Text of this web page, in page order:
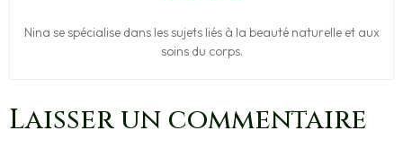
Nina se spécialise dans les sujets liés à la beauté naturelle et aux
soins du corps.
Laisser un commentaire